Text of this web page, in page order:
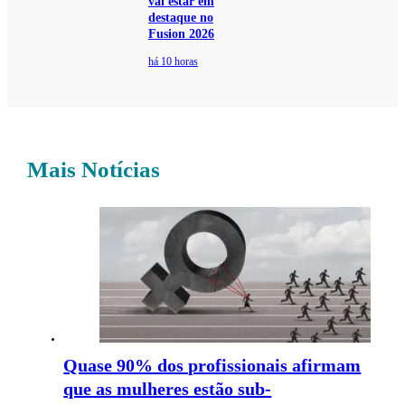
destaque no
Fusion 2026
há 10 horas
Mais Notícias
Quase 90% dos profissionais afirmam
que as mulheres estão sub-